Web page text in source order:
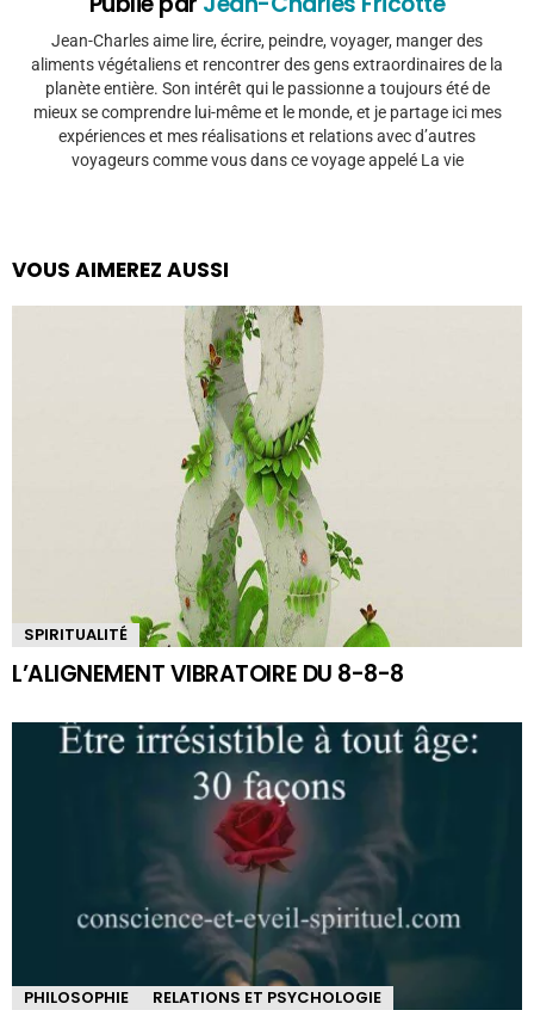
Jean-Charles aime lire, écrire, peindre, voyager, manger des
aliments végétaliens et rencontrer des gens extraordinaires de la
planète entière. Son intérêt qui le passionne a toujours été de
mieux se comprendre lui-même et le monde, et je partage ici mes
expériences et mes réalisations et relations avec d’autres
voyageurs comme vous dans ce voyage appelé La vie
VOUS AIMEREZ AUSSI
SPIRITUALITÉ
L’ALIGNEMENT VIBRATOIRE DU 8-8-8
PHILOSOPHIE RELATIONS ET PSYCHOLOGIE